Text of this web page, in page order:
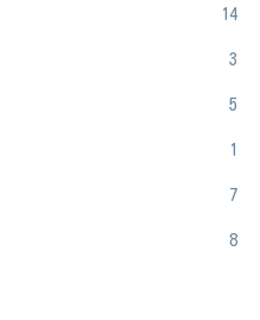
14
3
5
1
7
8